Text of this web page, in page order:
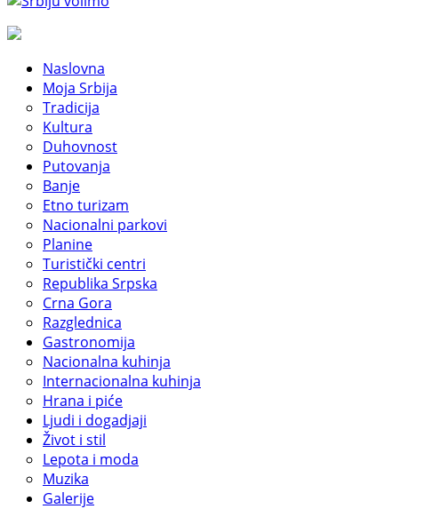
Naslovna
Moja Srbija
Tradicija
Kultura
Duhovnost
Putovanja
Banje
Etno turizam
Nacionalni parkovi
Planine
Turistički centri
Republika Srpska
Crna Gora
Razglednica
Gastronomija
Nacionalna kuhinja
Internacionalna kuhinja
Hrana i piće
Ljudi i dogadjaji
Život i stil
Lepota i moda
Muzika
Galerije